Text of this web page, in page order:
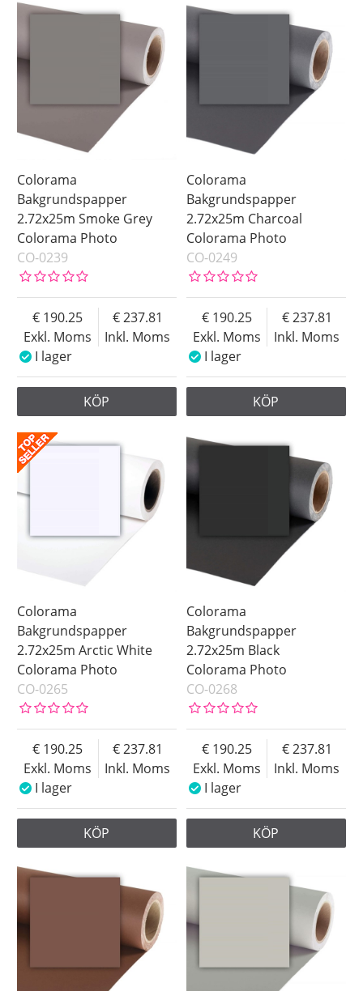
Colorama
Bakgrundspapper
2.72x25m Smoke Grey
Colorama Photo
CO-0239
Exkl. Moms
190.25
Inkl. Moms
237.81
I lager
KÖP
Colorama
Bakgrundspapper
2.72x25m Charcoal
Colorama Photo
CO-0249
Exkl. Moms
190.25
Inkl. Moms
237.81
I lager
KÖP
Colorama
Bakgrundspapper
2.72x25m Arctic White
Colorama Photo
CO-0265
Exkl. Moms
190.25
Inkl. Moms
237.81
I lager
KÖP
Colorama
Bakgrundspapper
2.72x25m Black
Colorama Photo
CO-0268
Exkl. Moms
190.25
Inkl. Moms
237.81
I lager
KÖP